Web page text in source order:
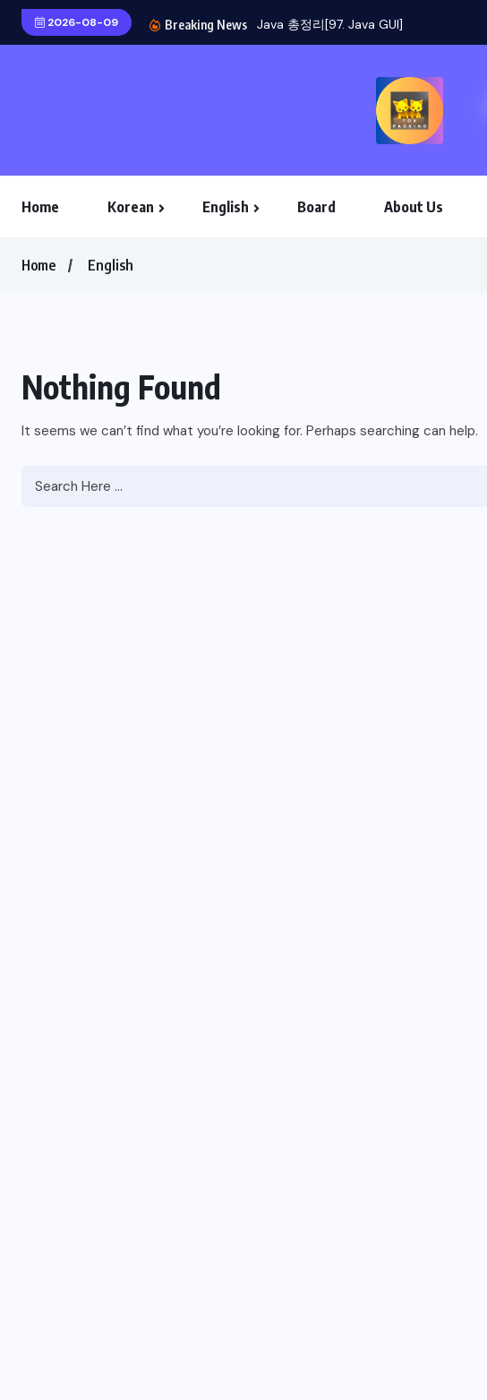
2026-08-09 Breaking News
Home Korean English Board About Us
Home English
Nothing Found
It seems we can’t find what you’re looking for. Perhaps searching can help.